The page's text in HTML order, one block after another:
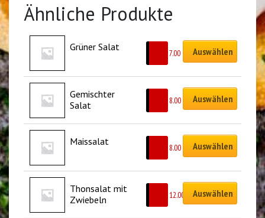
Ähnliche Produkte
Grüner Salat
7.00 Auswählen
Gemischter
Salat
8.00 Auswählen
Maissalat
8.00 Auswählen
Thonsalat mit
Zwiebeln
12.00 Auswählen